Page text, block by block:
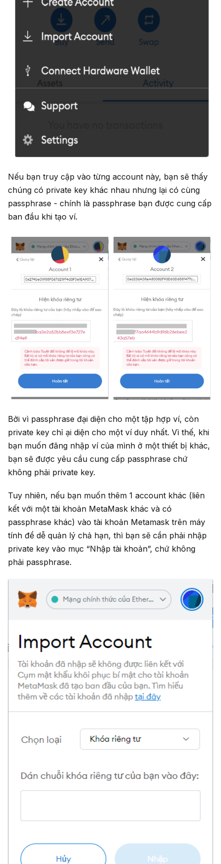
Nếu bạn truy cập vào từng account này, bạn sẽ thấy
chúng có private key khác nhau nhưng lại có cùng
passphrase - chính là passphrase bạn được cung cấp
ban đầu khi tạo ví.
Bởi vì passphrase đại diện cho một tập hợp ví, còn
private key chỉ ại diện cho một ví duy nhất. Vì thế, khi
bạn muốn đăng nhập ví của mình ở một thiết bị khác,
bạn sẽ được yêu cầu cung cấp passphrase chứ
không phải private key.
Tuy nhiên, nếu bạn muốn thêm 1 account khác (liên
kết với một tài khoản MetaMask khác và có
passphrase khác) vào tài khoản Metamask trên máy
tính để dễ quản lý chả hạn, thì bạn sẽ cần phải nhập
private key vào mục “Nhập tài khoản”, chứ không
phải passphrase.